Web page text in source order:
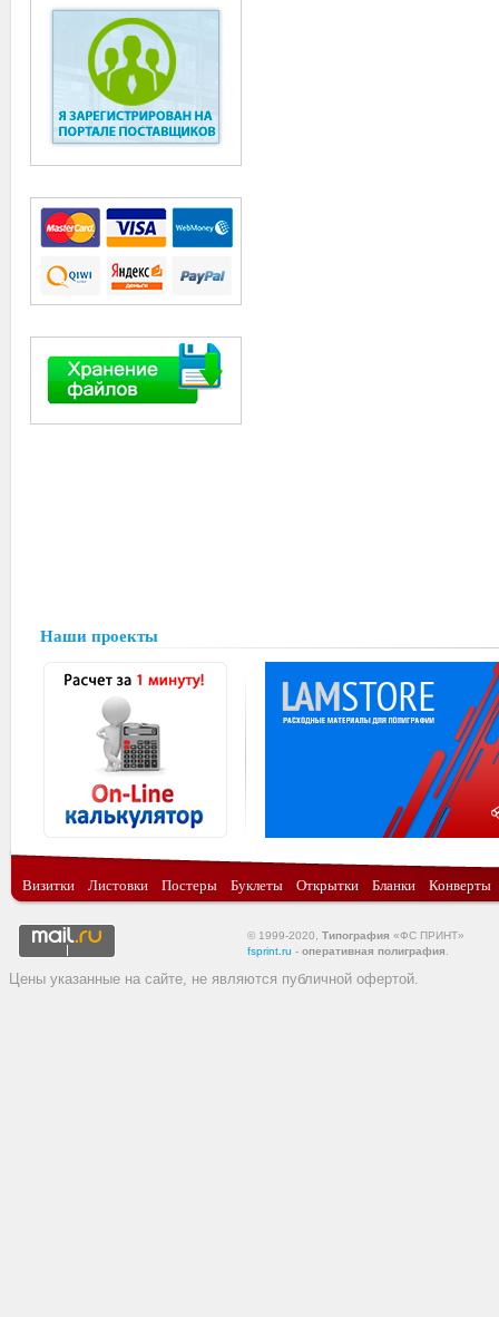
Наши проекты
Визитки Листовки Постеры Буклеты Открытки Бланки Конверты
© 1999-2020, Типография «ФС ПРИНТ»
fsprint.ru - оперативная полиграфия
Цены указанные на сайте, не являются публичной офертой.